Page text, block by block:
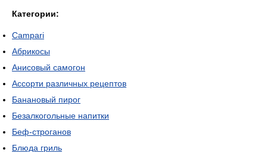
Категории:
Campari
Абрикосы
Анисовый самогон
Ассорти различных рецептов
Банановый пирог
Безалкогольные напитки
Беф-строганов
Блюда гриль